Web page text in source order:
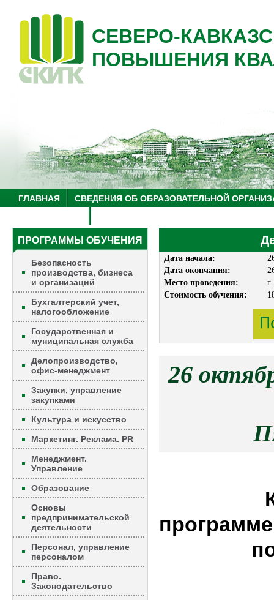
СЕВЕРО-
ПОВЫШЕНИЯ
ГЛАВНАЯ
СВЕДЕНИЯ ОБ ОБРАЗОВАТЕЛЬНОЙ
ПРОГРАММЫ ОБУЧЕНИЯ
Безопасность
производства, бизнеса
и организаций
Бухгалтерский учет,
налогообложение
Государственная и
муниципальная служба
Делопроизводство,
офис-менеджмент
Закупки, управление
закупками
Культура и искусство
Маркетинг. Реклама. PR
Менеджмент.
Управление
Образование
Основы
предпринимательской
деятельности
Персонал, управление
персоналом
Право.
Законодательство
Дата начала:
Дата окончания:
Место проведения:
Стоимость обучения:
26
программе